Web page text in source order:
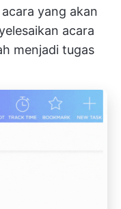
yang akan
acara
menjadi tugas